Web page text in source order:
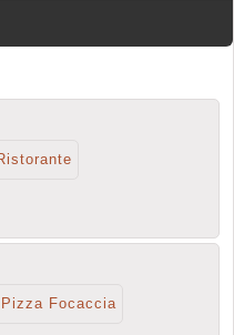
Focaccia